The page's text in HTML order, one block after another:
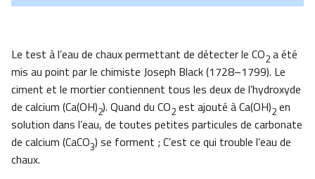
Le test à l’eau de chaux permettant de détecter le CO2 a été
mis au point par le chimiste Joseph Black (1728–1799). Le
ciment et le mortier contiennent tous les deux de l’hydroxyde
de calcium (Ca(OH)2). Quand du CO2 est ajouté à Ca(OH)2 en
solution dans l’eau, de toutes petites particules de carbonate
de calcium (CaCO3) se forment ; C’est ce qui trouble l’eau de
chaux.